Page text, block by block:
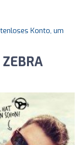
Konto, um